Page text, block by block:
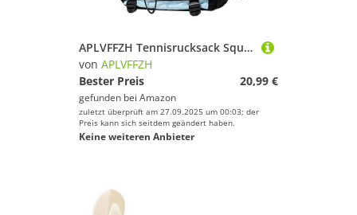
APLVFFZH Tennisrucksack Squash Tasche Tennistasche Sportrucksack mit Großem Stauraum Aus Robustem Oxford Gewebe für Damen Und Herren für Fitnessstudio, Blau Schwarz
von APLVFFZH
Bester Preis
20,99 €
gefunden bei Amazon
zuletzt überprüft am 27.09.2025 um 00:03; der
Preis kann sich seitdem geändert haben.
Keine weiteren Anbieter